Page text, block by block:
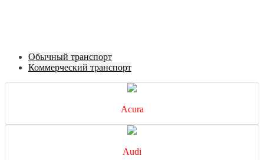
Обычный транспорт
Коммерческий транспорт
Acura
Audi